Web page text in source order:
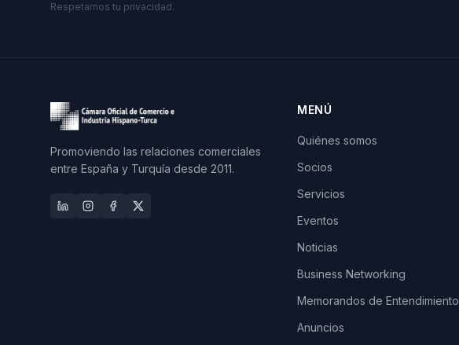
Respetamos tu privacidad.
Promoviendo las relaciones comerciales
entre España y Turquía desde 2011.
MENÚ
Quiénes somos
Socios
Servicios
Eventos
Noticias
Business Networking
Memorandos de Entendimiento
Anuncios